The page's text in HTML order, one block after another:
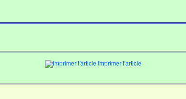
Imprimer l'article